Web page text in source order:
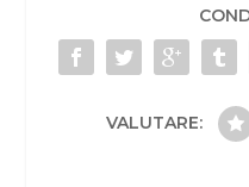
VALUTARE: